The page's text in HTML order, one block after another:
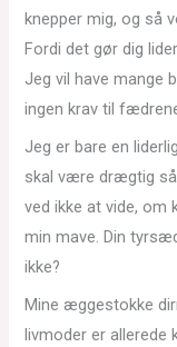
knepper mig, og så
Fordi det gør dig
Jeg vil have mange
ingen krav til
Jeg er bare en
skal være drægtig
ved ikke at vide, om
min mave. Din
ikke?
Mine æggestokke
livmoder er allerede